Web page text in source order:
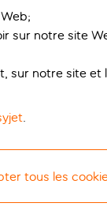
sur notre site
sur notre site et
.
tous les